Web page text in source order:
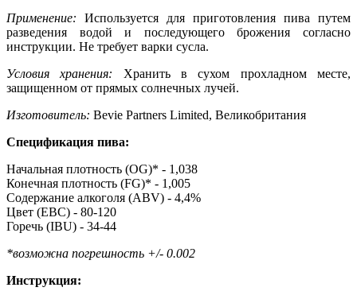
Применение: Используется для приготовления пива путем
разведения водой и последующего брожения согласно
инструкции. Не требует варки сусла.
Условия хранения: Хранить в сухом прохладном месте,
защищенном от прямых солнечных лучей.
Изготовитель: Bevie Partners Limited, Великобритания
Спецификация пива:
Начальная плотность (OG)* - 1,038
Конечная плотность (FG)* - 1,005
Содержание алкоголя (ABV) - 4,4%
Цвет (EBC) - 80-120
Горечь (IBU) - 34-44
*возможна погрешность +/- 0.002
Инструкция: